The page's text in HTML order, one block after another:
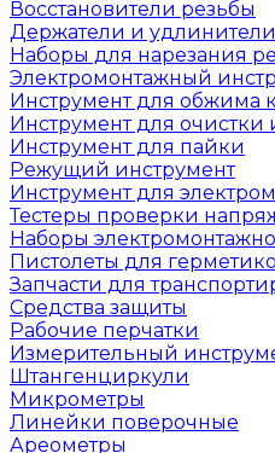
Восстановители резьбы
Держатели и удлинители
Наборы для нарезания
Электромонтажный
Инструмент для обжима
Инструмент для очистки
Инструмент для пайки
Режущий инструмент
Инструмент для
Тестеры проверки
Наборы
Пистолеты для
Запчасти для
Средства защиты
Рабочие перчатки
Измерительный
Штангенциркули
Микрометры
Линейки поверочные
Ареометры